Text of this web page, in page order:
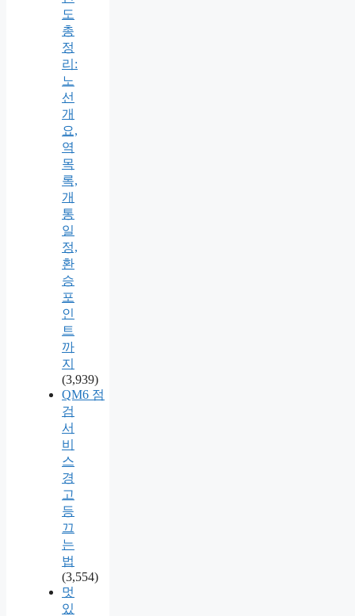
도
총
정
리:
노
선
개
요,
역
목
록,
개
통
일
정,
환
승
포
인
트
까
지
(3,939)
QM6 점
검
서
비
스
경
고
등
끄
는
법
(3,554)
멋
있